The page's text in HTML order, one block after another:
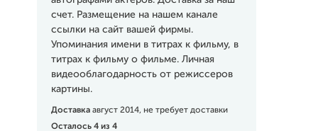
счет. Размещение на нашем канале
ссылки на сайт вашей фирмы.
Упоминания имени в титрах к фильму, в
титрах к фильму о фильме. Личная
видеооблагодарность от режиссеров
картины.
Доставка август 2014, не требует доставки
Осталось 4 из 4